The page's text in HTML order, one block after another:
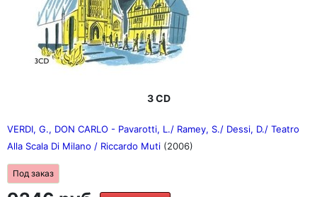
3 CD
VERDI, G., DON CARLO - Pavarotti, L./ Ramey, S./ Dessi, D./ Teatro
Alla Scala Di Milano / Riccardo Muti (2006)
Под заказ